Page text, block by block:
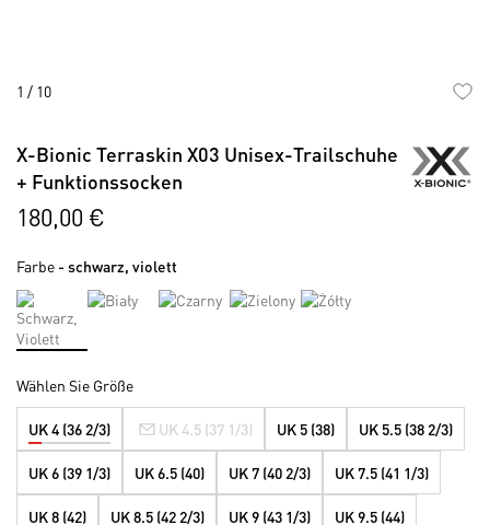
1 / 10
the
beginning
gallery
X-Bionic Terraskin X03 Unisex-Trailschuhe
+ Funktionssocken
180,00 €
Farbe - schwarz, violett
Wählen Sie Größe
UK 4 (36 2/3) UK 4.5 (37 1/3) UK 5 (38) UK 5.5 (38 2/3)
UK 6 (39 1/3) UK 6.5 (40) UK 7 (40 2/3) UK 7.5 (41 1/3)
UK 8 (42) UK 8.5 (42 2/3) UK 9 (43 1/3) UK 9.5 (44)